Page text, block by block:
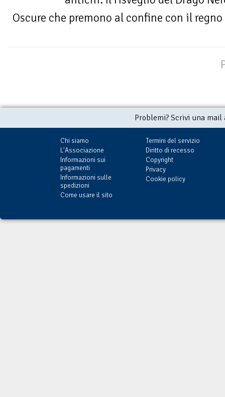
Oscure che premono al confine con il
Problemi? Scrivi una
Chi siamo
L'Associazione
Informazioni sui
pagamenti
Informazioni sulle
spedizioni
Come usare il sito
Termini del servizio
Diritto di recesso
Copyright
Privacy
Cookie policy